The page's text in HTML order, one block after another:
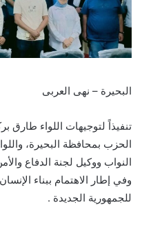
البحيرة – نهى العربى
تنفيذاً لتوجيهات اللواء
الحزب بمحافظة البحيرة،
النواب ووكيل لجنة الدفاع
وفي إطار الاهتمام ببناء
للجمهورية الجديدة .